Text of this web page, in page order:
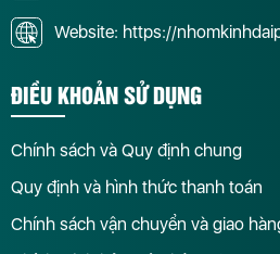
Website: https://
ĐIỀU KHOẢN SỬ DỤNG
Chính sách và Quy định chung
Quy định và hình thức thanh toán
Chính sách vận chuyển và giao